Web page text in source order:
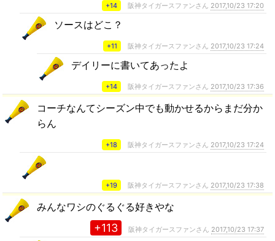
+14 阪神タイガースファンさん 2017,10/23 17:20
ソースはどこ？
+11 阪神タイガースファンさん 2017,10/23 17:24
デイリーに書いてあったよ
+14 阪神タイガースファンさん 2017,10/23 17:36
コーチなんてシーズン中でも動かせるからまだ分か
らん
+18 阪神タイガースファンさん 2017,10/23 17:24
+19 阪神タイガースファンさん 2017,10/23 17:38
みんなワシのぐるぐる好きやな
+113 阪神タイガースファンさん 2017,10/23 17:37